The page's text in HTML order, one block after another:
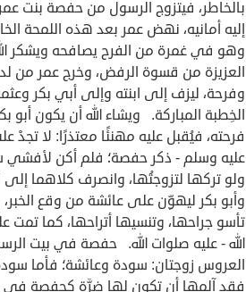
بالخاطر، فيتزوج الرسول من حفصة بنت
إليه أمانيه، نهض عمر بعد هذه اللمحة
وهو في غمرة من الفرح يصافحه ويشكر
العزيزة من قسوة الرفض، وخرج عمر من
وفرحة، ليزف إلى ابنته وإلى أبي بكر
الخِطبة المباركة. ويشاء الله أن يكون
فرحته، فيُقبل عليه مهنئًا معتذرًا: لا تجدْ
عليه وسلم - ذكر حفصة؛ فلم أكن لأفشي
ولو تركها لتزوجتُها، وانصرف كلاهما
وأبو بكر ليهوِّن على عائشة من وقع
تأسو جراحها، وتنسيها أتراحها، كما
الله - عليه صلوات الله. حفصة في بيت
العروس زوجتان: سودة وعائشة؛ فأما
فقد آلمها أن تكون لها ضرَّة كحفصة في